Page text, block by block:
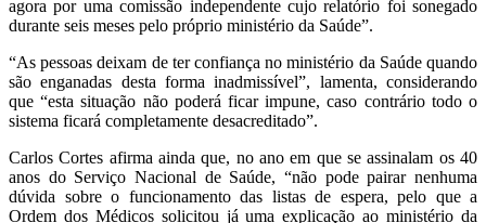
agora por uma comissão independente cujo relatório foi sonegado
durante seis meses pelo próprio ministério da Saúde”.
“As pessoas deixam de ter confiança no ministério da Saúde quando
são enganadas desta forma inadmissível”, lamenta, considerando
que “esta situação não poderá ficar impune, caso contrário todo o
sistema ficará completamente desacreditado”.
Carlos Cortes afirma ainda que, no ano em que se assinalam os 40
anos do Serviço Nacional de Saúde, “não pode pairar nenhuma
dúvida sobre o funcionamento das listas de espera, pelo que a
Ordem dos Médicos solicitou já uma explicação ao ministério da